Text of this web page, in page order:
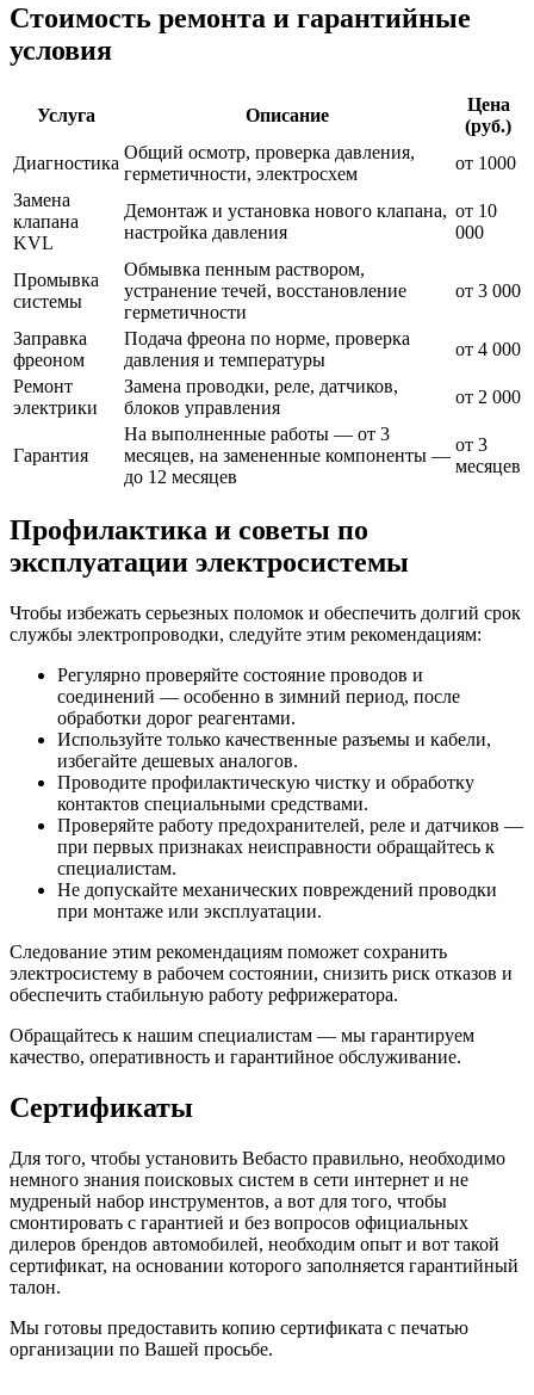
Стоимость ремонта и гарантийные
условия
Услуга Описание
Цена
(руб.)
Диагностика
Общий осмотр, проверка давления,
герметичности, электросхем
от 1000
Замена
клапана
KVL
Демонтаж и установка нового клапана,
настройка давления
от 10
000
Промывка
системы
Обмывка пенным раствором,
устранение течей, восстановление
герметичности
от 3 000
Заправка
фреоном
Подача фреона по норме, проверка
давления и температуры
от 4 000
Ремонт
электрики
Замена проводки, реле, датчиков,
блоков управления
от 2 000
Гарантия
На выполненные работы — от 3
месяцев, на замененные компоненты —
до 12 месяцев
от 3
месяцев
Профилактика и советы по
эксплуатации электросистемы
Чтобы избежать серьезных поломок и обеспечить долгий срок
службы электропроводки, следуйте этим рекомендациям:
Регулярно проверяйте состояние проводов и
соединений — особенно в зимний период, после
обработки дорог реагентами.
Используйте только качественные разъемы и кабели,
избегайте дешевых аналогов.
Проводите профилактическую чистку и обработку
контактов специальными средствами.
Проверяйте работу предохранителей, реле и датчиков —
при первых признаках неисправности обращайтесь к
специалистам.
Не допускайте механических повреждений проводки
при монтаже или эксплуатации.
Следование этим рекомендациям поможет сохранить
электросистему в рабочем состоянии, снизить риск отказов и
обеспечить стабильную работу рефрижератора.
Обращайтесь к нашим специалистам — мы гарантируем
качество, оперативность и гарантийное обслуживание.
Сертификаты
Для того, чтобы установить Вебасто правильно, необходимо
немного знания поисковых систем в сети интернет и не
мудреный набор инструментов, а вот для того, чтобы
смонтировать с гарантией и без вопросов официальных
дилеров брендов автомобилей, необходим опыт и вот такой
сертификат, на основании которого заполняется гарантийный
талон.
Мы готовы предоставить копию сертификата с печатью
организации по Вашей просьбе.